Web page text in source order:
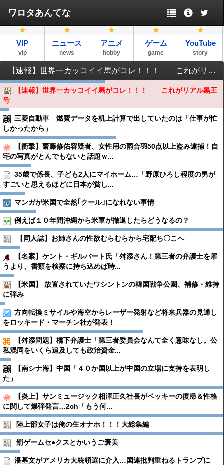
ワロタあんてな
VIP
vip
ニュース
news
アニメ
hobby
ゲーム
game
YouTube
story
【速報】世界一カッコイイ馬がコレ！！！ これがリアル黒王号
【速報】世界一カッコイイ馬がコレ！！！ これがリアル黒王
号
三菱自動車 燃費データを机上計算で出していたのは「仕事が忙
しかったから」
【衝撃】齋藤修佑容疑者、女性用の雨合羽50点以上盗み逮捕！自
宅の写真がとんでもないと話題ｗ...
35歳で係長、子ども2人にマイホーム…「野原ひろし程度の男が
すごいと思えるほどに日本が貧し...
マンガが米国で全然｢クール｣になれない事情
例えば１０年間沖縄から米軍が撤退したらどうなるの？
【同人誌】お姉さんの性欲むらむらから宅配ち〇こへ
【名案】ケント・ギルバート氏「舛添さん！第三者の弁護士を雇
うより、書類を検察に持ち込めば時...
【米国】 放置されていたワシントンの韓国戦争公園、補修・維持
に弾み
方向転換ミサイルや海空からレーザー発射など将来兵器の見通し
をロッキード・マーチン社が発表！
【舛添問題】橋下弁護士「第三者委員会なんて全く意味なし。公
私混同をいくら追及しても政治資金...
【南シナ海】中国「４０か国以上が中国の立場に支持を表明し
た」
【炎上】サンミュージック相澤正久社長がベッキーの復帰＆性格
に関して爆弾発言…2ch「もう何...
陸上部女子は俺の生オナホ！！！大総集編
罰ゲームセ●︎クスとかいうご褒美
潘基文がアメリカ大統領選に介入…国連批判重ねるトランプに